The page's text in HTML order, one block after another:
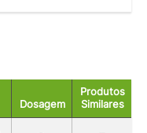
Dosagem
Produtos
Similares